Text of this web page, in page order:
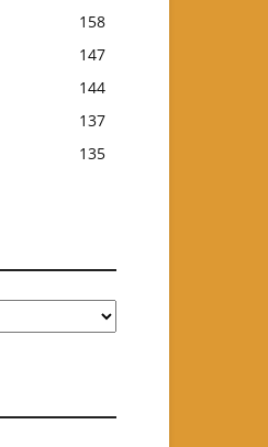
158
147
144
137
135